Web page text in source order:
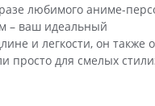
любимого аниме-
– ваш идеальный
и легкости, он также
просто для смелых